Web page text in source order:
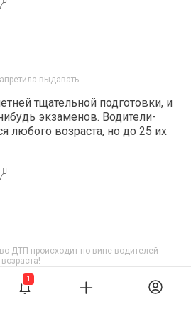
выдавать
тщательной подготовки, и
экзаменов. Водители-
любого возраста, но до 25 их
ДТП происходит по вине водителей
управления
1